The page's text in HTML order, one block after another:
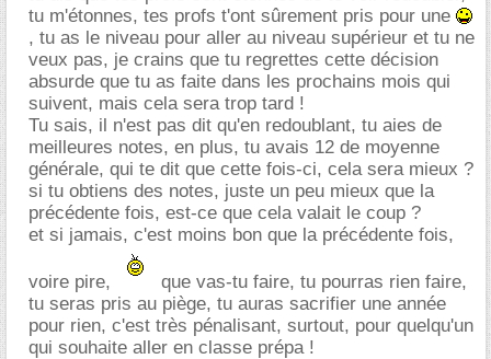
tu m'étonnes, tes profs t'ont sûrement pris pour une
, tu as le niveau pour aller au niveau supérieur et tu ne
veux pas, je crains que tu regrettes cette décision
absurde que tu as faite dans les prochains mois qui
suivent, mais cela sera trop tard !
Tu sais, il n'est pas dit qu'en redoublant, tu aies de
meilleures notes, en plus, tu avais 12 de moyenne
générale, qui te dit que cette fois-ci, cela sera mieux ?
si tu obtiens des notes, juste un peu mieux que la
précédente fois, est-ce que cela valait le coup ?
et si jamais, c'est moins bon que la précédente fois,
voire pire,
que vas-tu faire, tu pourras rien faire,
tu seras pris au piège, tu auras sacrifier une année
pour rien, c'est très pénalisant, surtout, pour quelqu'un
qui souhaite aller en classe prépa !